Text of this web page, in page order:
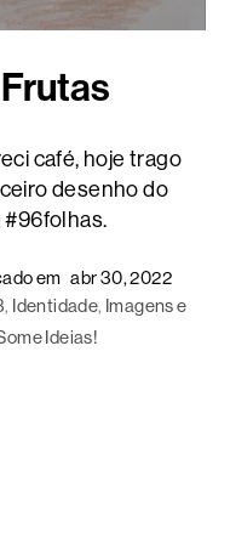
café, hoje trago
desenho do
em abr 30, 2022
, Identidade, Imagens e
Ideias!